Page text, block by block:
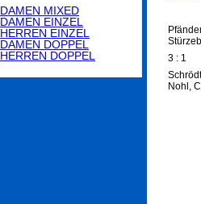
DAMEN MIXED
DAMEN EINZEL
HERREN EINZEL
DAMEN DOPPEL
HERREN DOPPEL
3 : 1
Nohl,